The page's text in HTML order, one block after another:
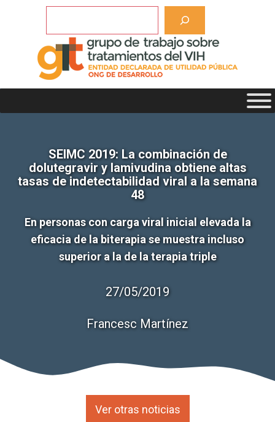
SEIMC 2019: La combinación de
dolutegravir y lamivudina obtiene altas
tasas de indetectabilidad viral a la semana
48
En personas con carga viral inicial elevada la
eficacia de la biterapia se muestra incluso
superior a la de la terapia triple
27/05/2019
Francesc Martínez
Ver otras noticias